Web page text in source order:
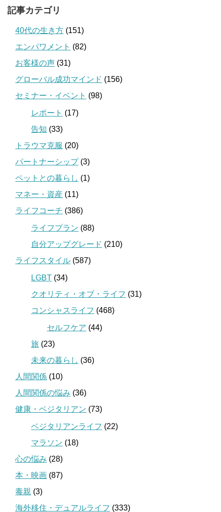
記事カテゴリ
40代の生き方 (151)
エンパワメント (82)
お客様の声 (31)
グローバル成功マインド (156)
セミナー・イベント (98)
レポート (17)
告知 (33)
トラウマ克服 (20)
パートナーシップ(3)
ペットとの暮らし (1)
マネー・資産 (11)
ライフコーチ (386)
ライフプラン (88)
自分アップグレード (210)
ライフスタイル (587)
LGBT (34)
クオリティ・オブ・ライフ (31)
コンシャスライフ (468)
セルフケア (44)
旅 (23)
未来の暮らし (36)
人間関係 (10)
人間関係の悩み (36)
健康・ベジタリアン (73)
ベジタリアンライフ (22)
マラソン (18)
心の悩み (28)
本・映画 (87)
毒親 (3)
海外移住・デュアルライフ (333)